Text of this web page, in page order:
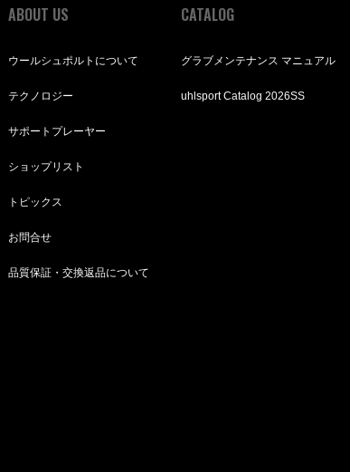
ABOUT US
ウールシュポルトについて
テクノロジー
サポートプレーヤー
ショップリスト
トピックス
お問合せ
品質保証・交換返品について
CATALOG
グラブメンテナンス マニュアル
uhlsport Catalog 2026SS